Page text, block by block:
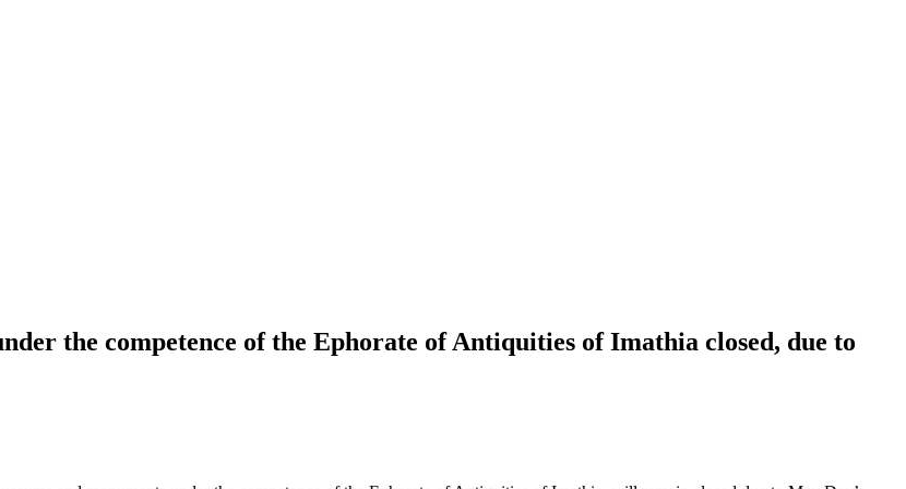
the competence of the Ephorate of Antiquities of Imathia closed, due to